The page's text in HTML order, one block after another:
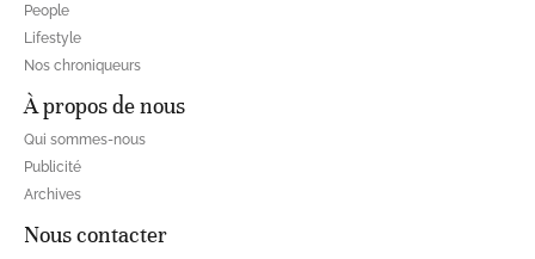
People
Lifestyle
Nos chroniqueurs
À propos de nous
Qui sommes-nous
Publicité
Archives
Nous contacter